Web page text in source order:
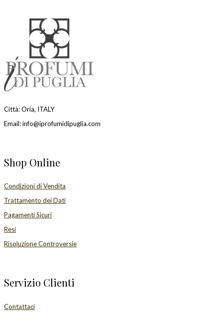
Città: Oria, ITALY
Email: info@iprofumidipuglia.com
Shop Online
Condizioni di Vendita
Trattamento dei Dati
Pagamenti Sicuri
Resi
Risoluzione Controversie
Servizio Clienti
Contattaci